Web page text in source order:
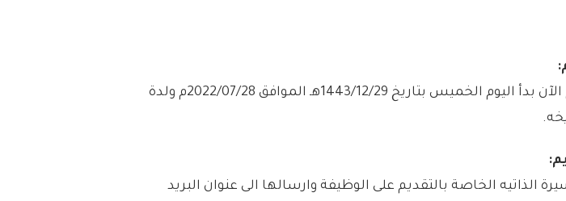
– التقديم مُتاح الآن بدأ اليوم الخميس بتاريخ 1443/12/29هـ الموافق 2022/07/28م ولدة
الذاتيه الخاصة بالتقديم على الوظيفة وارسالها الى عنوان البريد